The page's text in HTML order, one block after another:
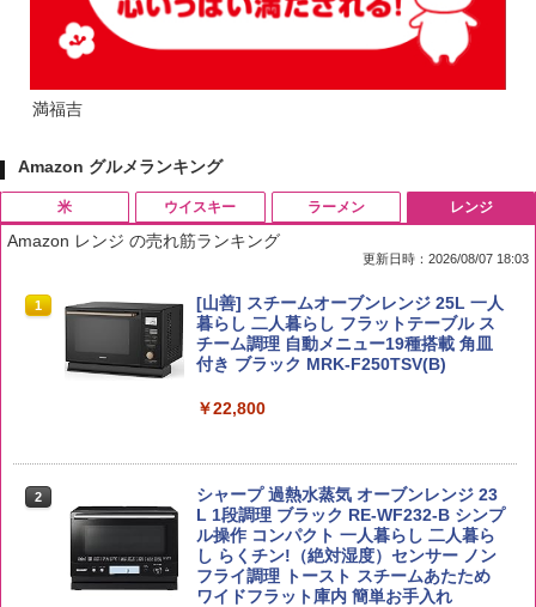
満福吉
Amazon グルメランキング
米
1 by Amazon 国産ブレンド米 精米 5kg
￥2,650
5kg 長野県産 令和7年産
￥3,980
ウイスキー
1
ブラックニッカ ニッカ Nikka ウィスキ
ー4000ml ブラックニッカクリア ウヰス
キー 【日本 アサヒ ウィスキー】 大容量
お得 4リットル
￥4,358
2
角瓶 2700ml サントリー ウイスキー ハ
イボール 大容量
￥6,063
ラーメン
1
チキンラーメン どんぶり 85g×12個 日清
食品 インスタント カップ麺
￥1,939
麺 小腹 インスタント アウトドアにも ロ
ーリングストック 大人買い おやつカン
パニー
￥1,451
レンジ
Amazon レンジ の売れ筋ランキング
更新日時：2026/08/07 18:03
1
[山善] スチームオーブンレンジ 25L 一人
暮らし 二人暮らし フラットテーブル ス
チーム調理 自動メニュー19種搭載 角皿
付き ブラック MRK-F250TSV(B)
￥22,800
2
シャープ 過熱水蒸気 オーブンレンジ 23
L 1段調理 ブラック RE-WF232-B シンプ
ル操作 コンパクト 一人暮らし 二人暮ら
し らくチン!（絶対湿度）センサー ノン
フライ調理 トースト スチームあたため
ワイドフラット庫内 簡単お手入れ